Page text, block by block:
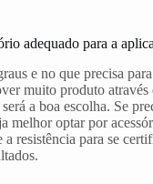
adequado para a
e no que precisa
muito produto através
a boa escolha. Se
melhor optar por
resistência para se